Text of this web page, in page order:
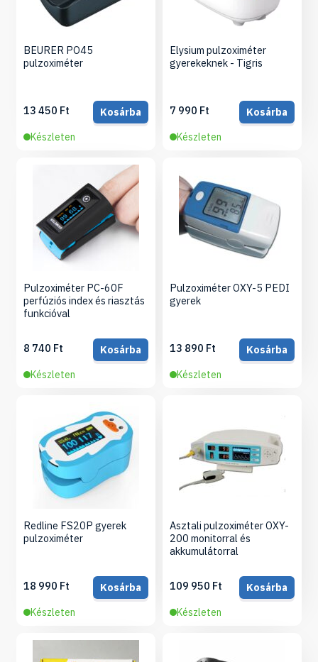
BEURER PO45
pulzoximéter
13 450 Ft
Kosárba
Készleten
Elysium pulzoximéter
gyerekeknek - Tigris
7 990 Ft
Kosárba
Készleten
Pulzoximéter PC-60F
perfúziós index és riasztás
funkcióval
8 740 Ft
Kosárba
Készleten
Pulzoximéter OXY-5 PEDI
gyerek
13 890 Ft
Kosárba
Készleten
Redline FS20P gyerek
pulzoximéter
18 990 Ft
Kosárba
Készleten
Asztali pulzoximéter OXY-
200 monitorral és
akkumulátorral
109 950 Ft
Kosárba
Készleten